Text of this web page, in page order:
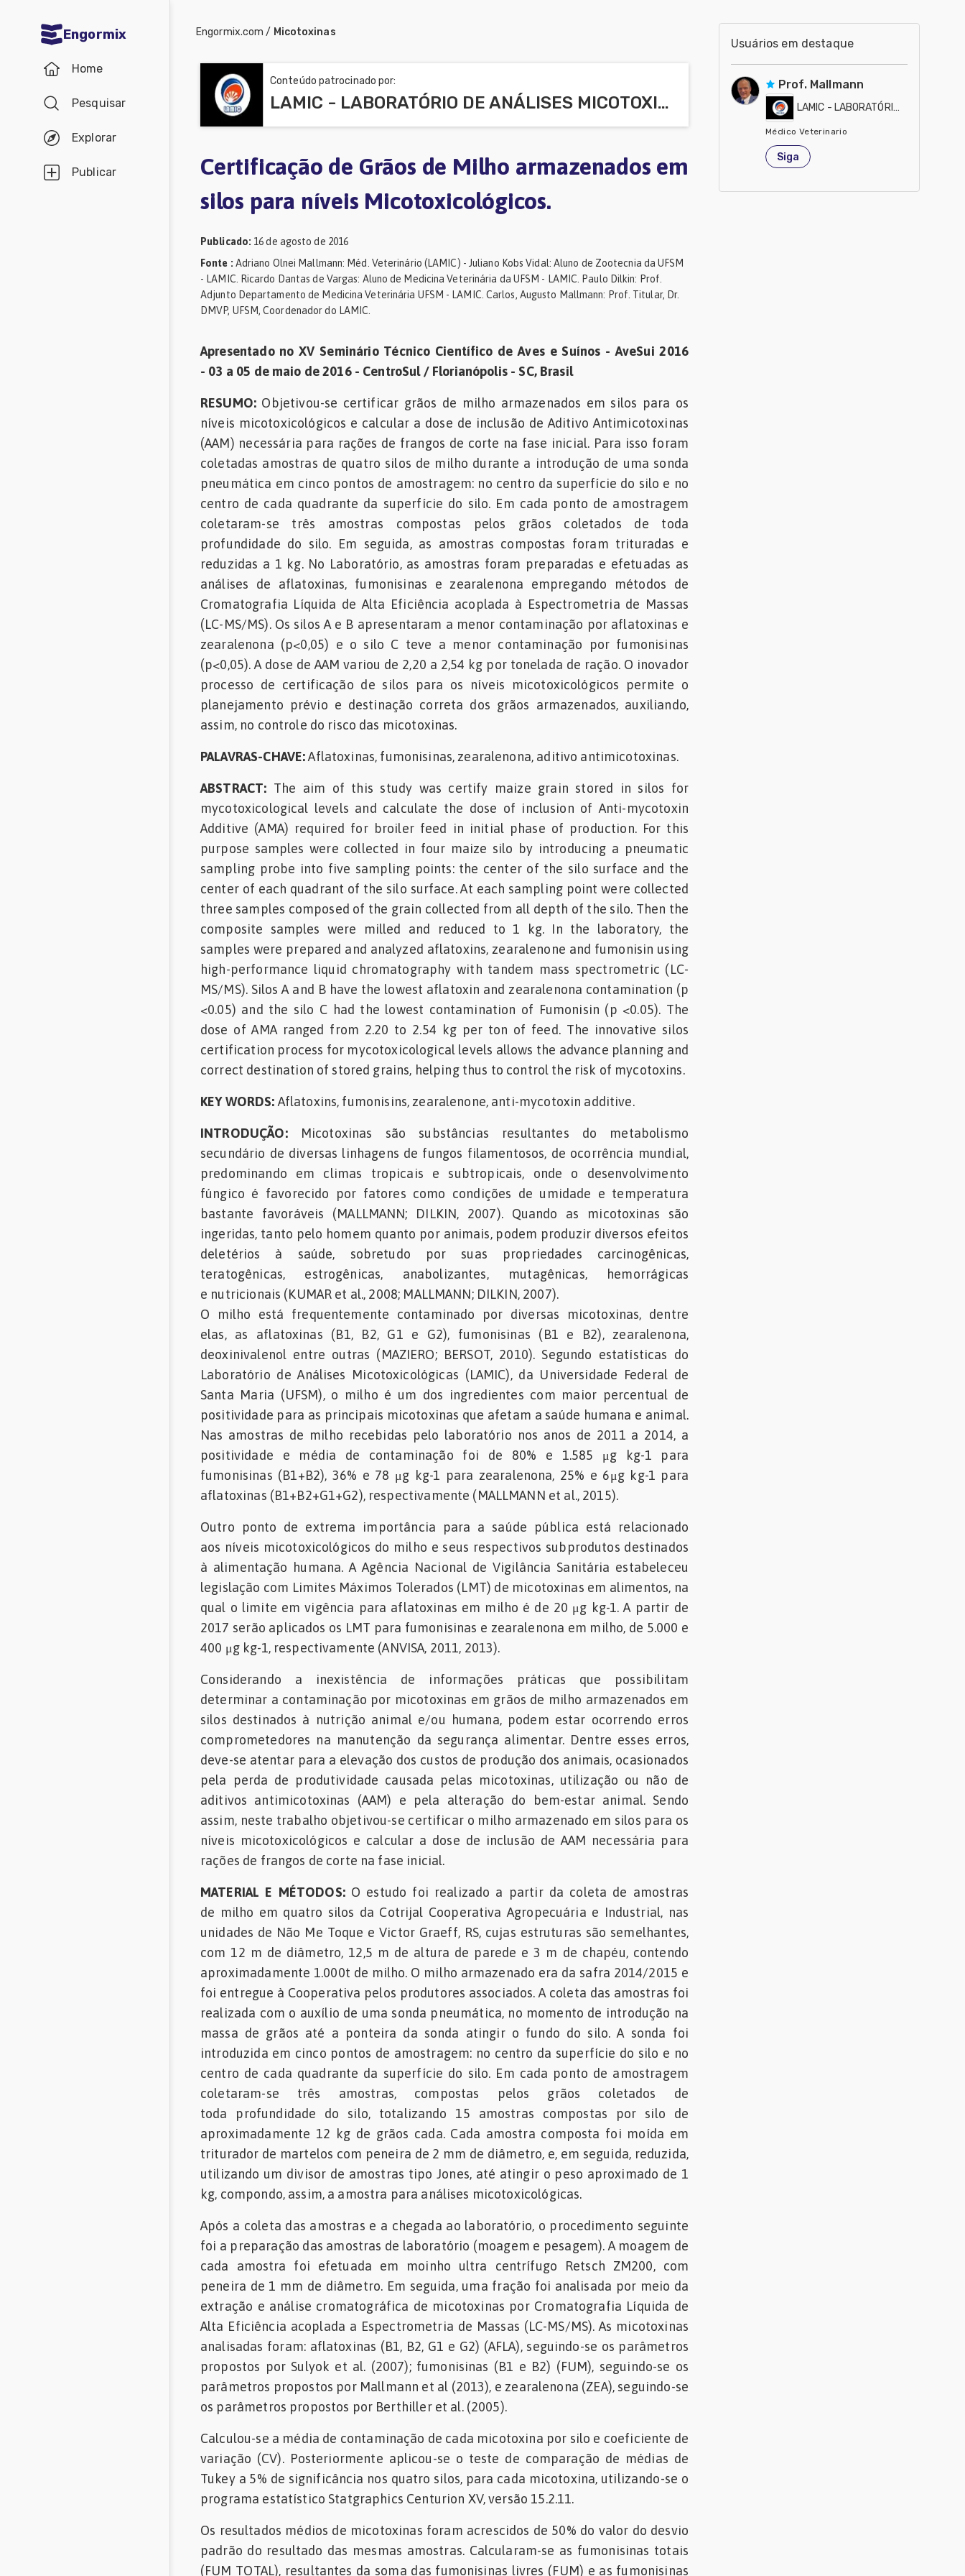
Engormix
Home
Pesquisar
Explorar
Publicar
Micotoxinas
Suinocultura
Pecuária
Engormix.com / Micotoxinas
Conteúdo patrocinado por:
LAMIC - LABORATÓRIO DE ANÁLISES MICOTOXICOLÓGICAS
Certificação de Grãos de Milho armazenados em
silos para níveis Micotoxicológicos.
Publicado: 16 de agosto de 2016
Fonte : Adriano Olnei Mallmann: Méd. Veterinário (LAMIC) - Juliano Kobs Vidal: Aluno de Zootecnia da UFSM
- LAMIC. Ricardo Dantas de Vargas: Aluno de Medicina Veterinária da UFSM - LAMIC. Paulo Dilkin: Prof.
Adjunto Departamento de Medicina Veterinária UFSM - LAMIC. Carlos, Augusto Mallmann: Prof. Titular, Dr.
DMVP, UFSM, Coordenador do LAMIC.
Apresentado no XV Seminário Técnico Científico de Aves e Suínos - AveSui 2016
- 03 a 05 de maio de 2016 - CentroSul / Florianópolis - SC, Brasil
RESUMO: Objetivou-se certificar grãos de milho armazenados em silos para os
níveis micotoxicológicos e calcular a dose de inclusão de Aditivo Antimicotoxinas
(AAM) necessária para rações de frangos de corte na fase inicial. Para isso foram
coletadas amostras de quatro silos de milho durante a introdução de uma sonda
pneumática em cinco pontos de amostragem: no centro da superfície do silo e no
centro de cada quadrante da superfície do silo. Em cada ponto de amostragem
coletaram-se três amostras compostas pelos grãos coletados de toda
profundidade do silo. Em seguida, as amostras compostas foram trituradas e
reduzidas a 1 kg. No Laboratório, as amostras foram preparadas e efetuadas as
análises de aflatoxinas, fumonisinas e zearalenona empregando métodos de
Cromatografia Líquida de Alta Eficiência acoplada à Espectrometria de Massas
(LC-MS/MS). Os silos A e B apresentaram a menor contaminação por aflatoxinas e
zearalenona (p<0,05) e o silo C teve a menor contaminação por fumonisinas
(p<0,05). A dose de AAM variou de 2,20 a 2,54 kg por tonelada de ração. O inovador
processo de certificação de silos para os níveis micotoxicológicos permite o
planejamento prévio e destinação correta dos grãos armazenados, auxiliando,
assim, no controle do risco das micotoxinas.
PALAVRAS-CHAVE:Aflatoxinas, fumonisinas, zearalenona, aditivo antimicotoxinas.
ABSTRACT: The aim of this study was certify maize grain stored in silos for
mycotoxicological levels and calculate the dose of inclusion of Anti-mycotoxin
Additive (AMA) required for broiler feed in initial phase of production. For this
purpose samples were collected in four maize silo by introducing a pneumatic
sampling probe into five sampling points: the center of the silo surface and the
center of each quadrant of the silo surface. At each sampling point were collected
three samples composed of the grain collected from all depth of the silo. Then the
composite samples were milled and reduced to 1 kg. In the laboratory, the
samples were prepared and analyzed aflatoxins, zearalenone and fumonisin using
high-performance liquid chromatography with tandem mass spectrometric (LC-
MS/MS). Silos A and B have the lowest aflatoxin and zearalenona contamination (p
<0.05) and the silo C had the lowest contamination of Fumonisin (p <0.05). The
dose of AMA ranged from 2.20 to 2.54 kg per ton of feed. The innovative silos
certification process for mycotoxicological levels allows the advance planning and
correct destination of stored grains, helping thus to control the risk of mycotoxins.
KEY WORDS:Aflatoxins, fumonisins, zearalenone, anti-mycotoxin additive.
INTRODUÇÃO:Micotoxinas são substâncias resultantes do metabolismo
secundário de diversas linhagens de fungos filamentosos, de ocorrência mundial,
predominando em climas tropicais e subtropicais, onde o desenvolvimento
fúngico é favorecido por fatores como condições de umidade e temperatura
bastante favoráveis (MALLMANN; DILKIN, 2007). Quando as micotoxinas são
ingeridas, tanto pelo homem quanto por animais, podem produzir diversos efeitos
deletérios à saúde, sobretudo por suas propriedades carcinogênicas,
teratogênicas, estrogênicas, anabolizantes, mutagênicas, hemorrágicas
e nutricionais (KUMAR et al., 2008; MALLMANN; DILKIN, 2007).
O milho está frequentemente contaminado por diversas micotoxinas, dentre
elas, as aflatoxinas (B1, B2, G1 e G2), fumonisinas (B1 e B2), zearalenona,
deoxinivalenol entre outras (MAZIERO; BERSOT, 2010). Segundo estatísticas do
Laboratório de Análises Micotoxicológicas (LAMIC), da Universidade Federal de
Santa Maria (UFSM), o milho é um dos ingredientes com maior percentual de
positividade para as principais micotoxinas que afetam a saúde humana e animal.
Nas amostras de milho recebidas pelo laboratório nos anos de 2011 a 2014, a
positividade e média de contaminação foi de 80% e 1.585 μg kg-1 para
fumonisinas (B1+B2), 36% e 78 μg kg-1 para zearalenona, 25% e 6μg kg-1 para
aflatoxinas (B1+B2+G1+G2), respectivamente (MALLMANN et al., 2015).
Outro ponto de extrema importância para a saúde pública está relacionado
aos níveis micotoxicológicos do milho e seus respectivos subprodutos destinados
à alimentação humana. A Agência Nacional de Vigilância Sanitária estabeleceu
legislação com Limites Máximos Tolerados (LMT) de micotoxinas em alimentos, na
qual o limite em vigência para aflatoxinas em milho é de 20 μg kg-1. A partir de
2017 serão aplicados os LMT para fumonisinas e zearalenona em milho, de 5.000 e
400 μg kg-1, respectivamente (ANVISA, 2011, 2013).
Considerando a inexistência de informações práticas que possibilitam
determinar a contaminação por micotoxinas em grãos de milho armazenados em
silos destinados à nutrição animal e/ou humana, podem estar ocorrendo erros
comprometedores na manutenção da segurança alimentar. Dentre esses erros,
deve-se atentar para a elevação dos custos de produção dos animais, ocasionados
pela perda de produtividade causada pelas micotoxinas, utilização ou não de
aditivos antimicotoxinas (AAM) e pela alteração do bem-estar animal. Sendo
assim, neste trabalho objetivou-se certificar o milho armazenado em silos para os
níveis micotoxicológicos e calcular a dose de inclusão de AAM necessária para
rações de frangos de corte na fase inicial.
MATERIAL E MÉTODOS:O estudo foi realizado a partir da coleta de amostras
de milho em quatro silos da Cotrijal Cooperativa Agropecuária e Industrial, nas
unidades de Não Me Toque e Victor Graeff, RS, cujas estruturas são semelhantes,
com 12 m de diâmetro, 12,5 m de altura de parede e 3 m de chapéu, contendo
aproximadamente 1.000t de milho. O milho armazenado era da safra 2014/2015 e
foi entregue à Cooperativa pelos produtores associados. A coleta das amostras foi
realizada com o auxílio de uma sonda pneumática, no momento de introdução na
massa de grãos até a ponteira da sonda atingir o fundo do silo. A sonda foi
introduzida em cinco pontos de amostragem: no centro da superfície do silo e no
centro de cada quadrante da superfície do silo. Em cada ponto de amostragem
coletaram-se três amostras, compostas pelos grãos coletados de
toda profundidade do silo, totalizando 15 amostras compostas por silo de
aproximadamente 12 kg de grãos cada. Cada amostra composta foi moída em
triturador de martelos com peneira de 2 mm de diâmetro, e, em seguida, reduzida,
utilizando um divisor de amostras tipo Jones, até atingir o peso aproximado de 1
kg, compondo, assim, a amostra para análises micotoxicológicas.
Após a coleta das amostras e a chegada ao laboratório, o procedimento seguinte
foi a preparação das amostras de laboratório (moagem e pesagem). A moagem de
cada amostra foi efetuada em moinho ultra centrífugo Retsch ZM200, com
peneira de 1 mm de diâmetro. Em seguida, uma fração foi analisada por meio da
extração e análise cromatográfica de micotoxinas por Cromatografia Líquida de
Alta Eficiência acoplada a Espectrometria de Massas (LC-MS/MS). As micotoxinas
analisadas foram: aflatoxinas (B1, B2, G1 e G2) (AFLA), seguindo-se os parâmetros
propostos por Sulyok et al. (2007); fumonisinas (B1 e B2) (FUM), seguindo-se os
parâmetros propostos por Mallmann et al (2013), e zearalenona (ZEA), seguindo-se
os parâmetros propostos por Berthiller et al. (2005).
Calculou-se a média de contaminação de cada micotoxina por silo e coeficiente de
variação (CV). Posteriormente aplicou-se o teste de comparação de médias de
Tukey a 5% de significância nos quatro silos, para cada micotoxina, utilizando-se o
programa estatístico Statgraphics Centurion XV, versão 15.2.11.
Os resultados médios de micotoxinas foram acrescidos de 50% do valor do desvio
padrão do resultado das mesmas amostras. Calcularam-se as fumonisinas totais
(FUM TOTAL), resultantes da soma das fumonisinas livres (FUM) e as fumonisinas
Usuários em destaque
Prof. Mallmann
LAMIC - LABORATÓRIO DE
Médico Veterinario
Brasil
Siga